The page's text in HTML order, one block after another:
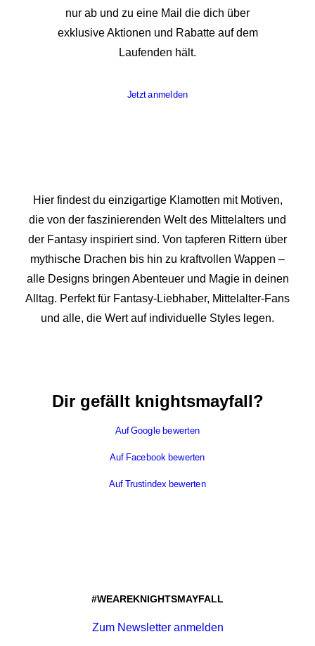
nur ab und zu eine Mail die dich über
exklusive Aktionen und Rabatte auf dem
Laufenden hält.
Jetzt anmelden
Hier findest du einzigartige Klamotten mit Motiven,
die von der faszinierenden Welt des Mittelalters und
der Fantasy inspiriert sind. Von tapferen Rittern über
mythische Drachen bis hin zu kraftvollen Wappen –
alle Designs bringen Abenteuer und Magie in deinen
Alltag. Perfekt für Fantasy-Liebhaber, Mittelalter-Fans
und alle, die Wert auf individuelle Styles legen.
Dir gefällt knightsmayfall?
Auf Google bewerten
Auf Facebook bewerten
Auf Trustindex bewerten
#WEAREKNIGHTSMAYFALL
Zum Newsletter anmelden